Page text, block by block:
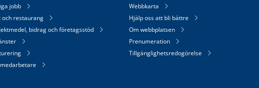
jobb
och restaurang
bidrag och företagsstöd
Webbkarta
Hjälp oss att bli bättre
Om webbplatsen
Prenumeration
Tillgänglighetsredogörelse